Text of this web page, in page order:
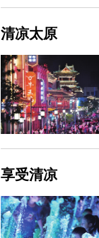
清凉太原
享受清凉